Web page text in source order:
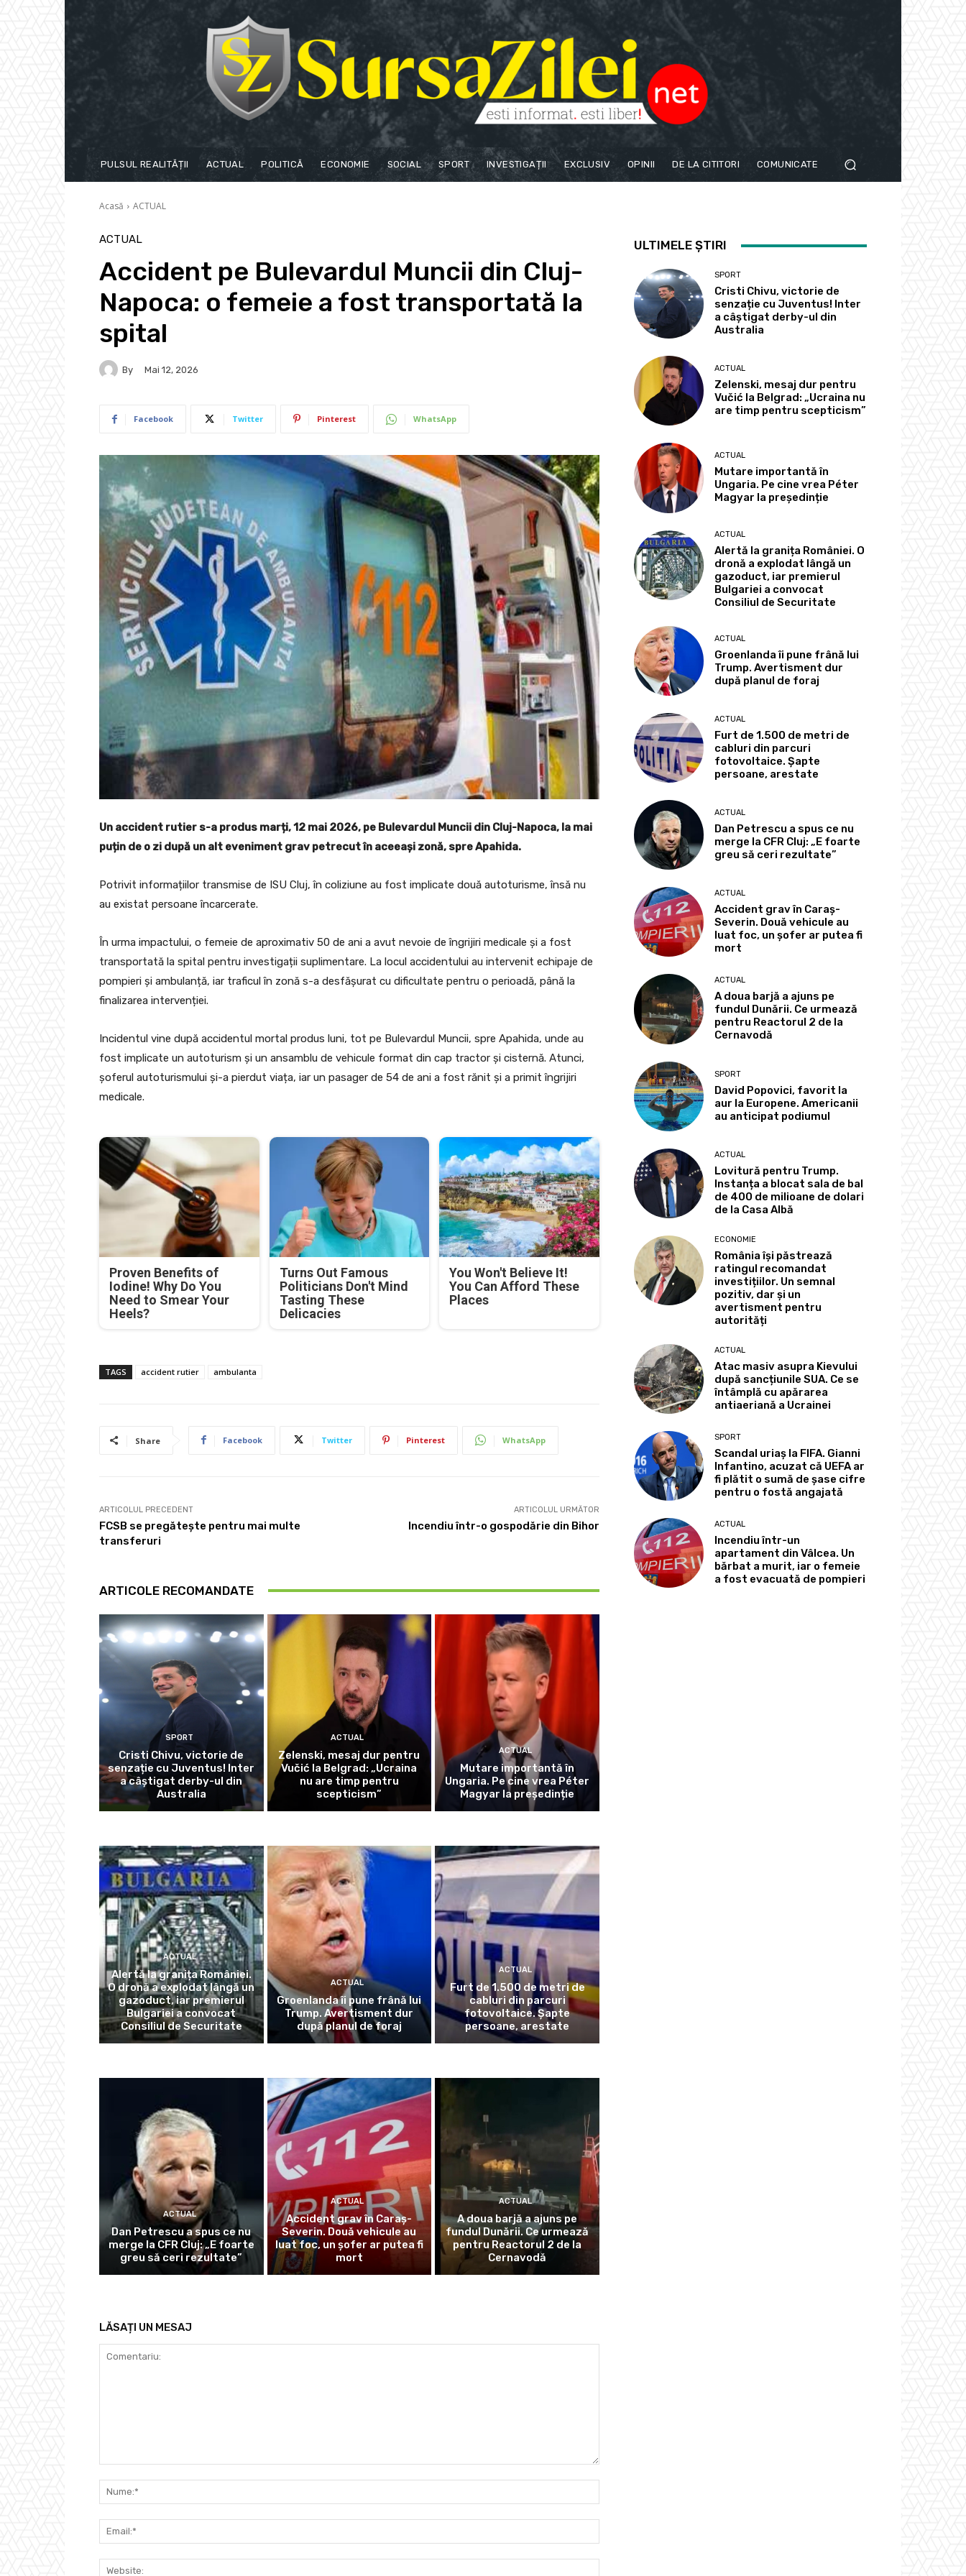
PULSUL REALITĂȚII ACTUAL POLITICĂ ECONOMIE SOCIAL SPORT INVESTIGAȚII EXCLUSIV OPINII DE LA CITITORI COMUNICATE
Acasă ACTUAL
ACTUAL
Accident pe Bulevardul Muncii din Cluj-
Napoca: o femeie a fost transportată la
spital
By Mai 12, 2026
Facebook Twitter Pinterest WhatsApp
Un accident rutier s-a produs marți, 12 mai 2026, pe Bulevardul Muncii din Cluj-Napoca, la mai
puțin de o zi după un alt eveniment grav petrecut în aceeași zonă, spre Apahida.
Potrivit informațiilor transmise de ISU Cluj, în coliziune au fost implicate două autoturisme, însă nu
au existat persoane încarcerate.
În urma impactului, o femeie de aproximativ 50 de ani a avut nevoie de îngrijiri medicale și a fost
transportată la spital pentru investigații suplimentare. La locul accidentului au intervenit echipaje de
pompieri și ambulanță, iar traficul în zonă s-a desfășurat cu dificultate pentru o perioadă, până la
finalizarea intervenției.
Incidentul vine după accidentul mortal produs luni, tot pe Bulevardul Muncii, spre Apahida, unde au
fost implicate un autoturism și un ansamblu de vehicule format din cap tractor și cisternă. Atunci,
șoferul autoturismului și-a pierdut viața, iar un pasager de 54 de ani a fost rănit și a primit îngrijiri
medicale.
Proven Benefits of
Iodine! Why Do You
Need to Smear Your
Heels?
Turns Out Famous
Politicians Don't Mind
Tasting These
Delicacies
You Won't Believe It!
You Can Afford These
Places
TAGS accident rutier ambulanta
Share Facebook Twitter Pinterest WhatsApp
ARTICOLUL PRECEDENT
FCSB se pregătește pentru mai multe
transferuri
ARTICOLUL URMĂTOR
Incendiu într-o gospodărie din Bihor
ARTICOLE RECOMANDATE
SPORT
Cristi Chivu, victorie de
senzație cu Juventus! Inter
a câștigat derby-ul din
Australia
ACTUAL
Zelenski, mesaj dur pentru
Vučić la Belgrad: „Ucraina
nu are timp pentru
scepticism”
ACTUAL
Mutare importantă în
Ungaria. Pe cine vrea Péter
Magyar la președinție
ACTUAL
Alertă la granița României.
O dronă a explodat lângă un
gazoduct, iar premierul
Bulgariei a convocat
Consiliul de Securitate
ACTUAL
Groenlanda îi pune frână lui
Trump. Avertisment dur
după planul de foraj
ACTUAL
Furt de 1.500 de metri de
cabluri din parcuri
fotovoltaice. Șapte
persoane, arestate
ACTUAL
Dan Petrescu a spus ce nu
merge la CFR Cluj: „E foarte
greu să ceri rezultate”
ACTUAL
Accident grav în Caraș-
Severin. Două vehicule au
luat foc, un șofer ar putea fi
mort
ACTUAL
A doua barjă a ajuns pe
fundul Dunării. Ce urmează
pentru Reactorul 2 de la
Cernavodă
LĂSAȚI UN MESAJ
ULTIMELE ȘTIRI
SPORT
Cristi Chivu, victorie de
senzație cu Juventus! Inter
a câștigat derby-ul din
Australia
ACTUAL
Zelenski, mesaj dur pentru
Vučić la Belgrad: „Ucraina nu
are timp pentru scepticism”
ACTUAL
Mutare importantă în
Ungaria. Pe cine vrea Péter
Magyar la președinție
ACTUAL
Alertă la granița României. O
dronă a explodat lângă un
gazoduct, iar premierul
Bulgariei a convocat
Consiliul de Securitate
ACTUAL
Groenlanda îi pune frână lui
Trump. Avertisment dur
după planul de foraj
ACTUAL
Furt de 1.500 de metri de
cabluri din parcuri
fotovoltaice. Șapte
persoane, arestate
ACTUAL
Dan Petrescu a spus ce nu
merge la CFR Cluj: „E foarte
greu să ceri rezultate”
ACTUAL
Accident grav în Caraș-
Severin. Două vehicule au
luat foc, un șofer ar putea fi
mort
ACTUAL
A doua barjă a ajuns pe
fundul Dunării. Ce urmează
pentru Reactorul 2 de la
Cernavodă
SPORT
David Popovici, favorit la
aur la Europene. Americanii
au anticipat podiumul
ACTUAL
Lovitură pentru Trump.
Instanța a blocat sala de bal
de 400 de milioane de dolari
de la Casa Albă
ECONOMIE
România își păstrează
ratingul recomandat
investițiilor. Un semnal
pozitiv, dar și un
avertisment pentru
autorități
ACTUAL
Atac masiv asupra Kievului
după sancțiunile SUA. Ce se
întâmplă cu apărarea
antiaeriană a Ucrainei
SPORT
Scandal uriaș la FIFA. Gianni
Infantino, acuzat că UEFA ar
fi plătit o sumă de șase cifre
pentru o fostă angajată
ACTUAL
Incendiu într-un
apartament din Vâlcea. Un
bărbat a murit, iar o femeie
a fost evacuată de pompieri